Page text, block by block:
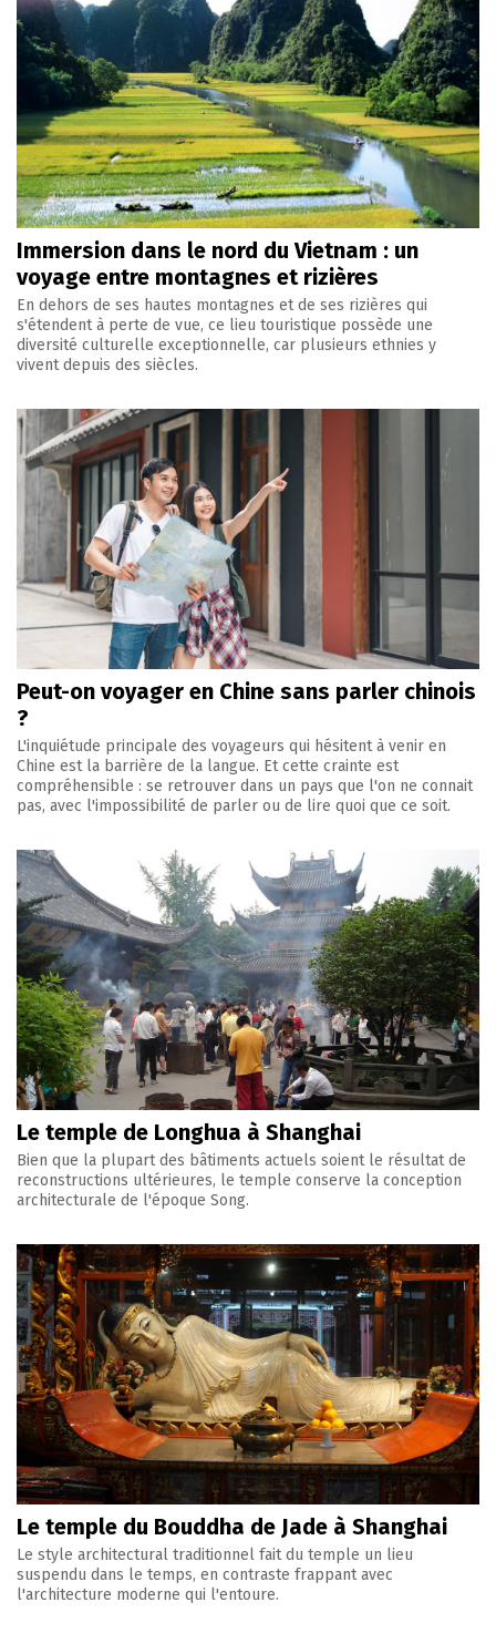
Immersion dans le nord du Vietnam : un
voyage entre montagnes et rizières
En dehors de ses hautes montagnes et de ses rizières qui
s'étendent à perte de vue, ce lieu touristique possède une
diversité culturelle exceptionnelle, car plusieurs ethnies y
vivent depuis des siècles.
Peut-on voyager en Chine sans parler chinois
?
L'inquiétude principale des voyageurs qui hésitent à venir en
Chine est la barrière de la langue. Et cette crainte est
compréhensible : se retrouver dans un pays que l'on ne connait
pas, avec l'impossibilité de parler ou de lire quoi que ce soit.
Le temple de Longhua à Shanghai
Bien que la plupart des bâtiments actuels soient le résultat de
reconstructions ultérieures, le temple conserve la conception
architecturale de l'époque Song.
Le temple du Bouddha de Jade à Shanghai
Le style architectural traditionnel fait du temple un lieu
suspendu dans le temps, en contraste frappant avec
l'architecture moderne qui l'entoure.